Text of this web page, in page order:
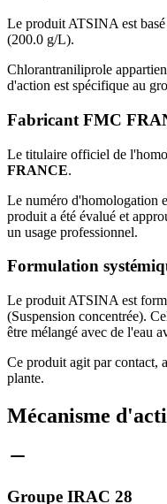
Le produit ATSINA est
(200.0 g/L).
Chlorantraniliprole
d'action est spécifique au
Fabricant FMC
Le titulaire officiel de
FRANCE.
Le numéro d'homologation
produit a été évalué et
un usage professionnel.
Formulation
Le produit ATSINA est
(Suspension concentrée).
être mélangé avec de l'eau
Ce produit agit par contact,
plante.
Mécanisme
Groupe IRAC 28